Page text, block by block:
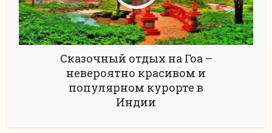
Сказочный отдых на Гоа –
невероятно красивом и
популярном курорте в
Индии